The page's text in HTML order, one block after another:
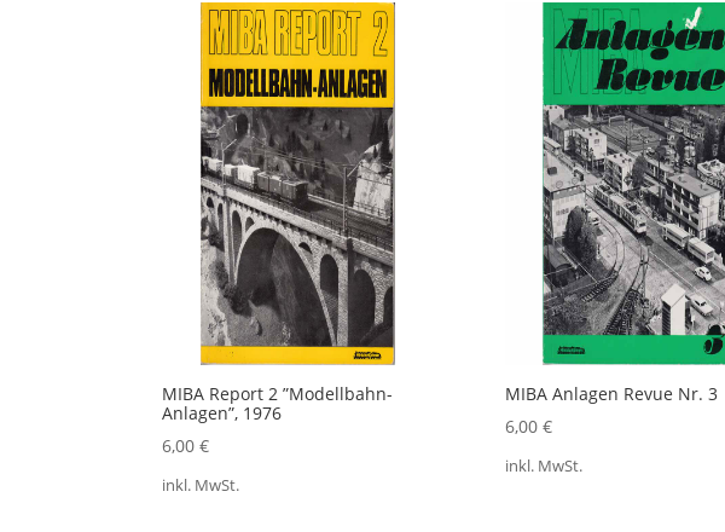
MIBA Report 2 ”Modellbahn-
Anlagen”, 1976
6,00€
inkl. MwSt.
MIBA Anlagen Revue Nr. 3
6,00 €
inkl. MwSt.